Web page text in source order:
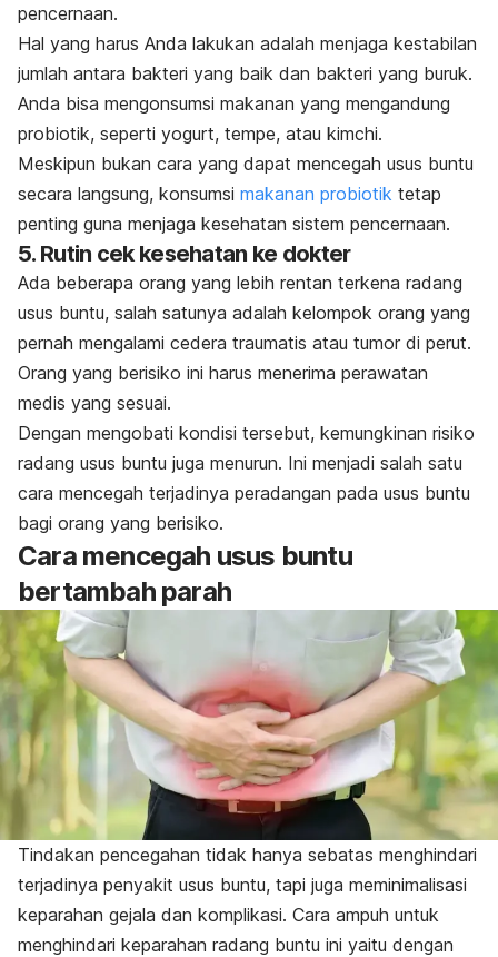
pencernaan.
Hal yang harus Anda lakukan adalah menjaga kestabilan
jumlah antara bakteri yang baik dan bakteri yang buruk.
Anda bisa mengonsumsi makanan yang mengandung
probiotik, seperti yogurt, tempe, atau kimchi.
Meskipun bukan cara yang dapat mencegah usus buntu
secara langsung, konsumsi makanan probiotik tetap
penting guna menjaga kesehatan sistem pencernaan.
5. Rutin cek kesehatan ke dokter
Ada beberapa orang yang lebih rentan terkena radang
usus buntu, salah satunya adalah kelompok orang yang
pernah mengalami cedera traumatis atau tumor di perut.
Orang yang berisiko ini harus menerima perawatan
medis yang sesuai.
Dengan mengobati kondisi tersebut, kemungkinan risiko
radang usus buntu juga menurun. Ini menjadi salah satu
cara mencegah terjadinya peradangan pada usus buntu
bagi orang yang berisiko.
Cara mencegah usus buntu
bertambah parah
Tindakan pencegahan tidak hanya sebatas menghindari
terjadinya penyakit usus buntu, tapi juga meminimalisasi
keparahan gejala dan komplikasi. Cara ampuh untuk
menghindari keparahan radang buntu ini yaitu dengan